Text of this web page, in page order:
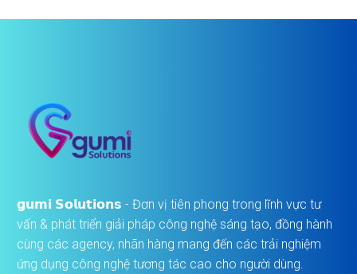
𝗴𝘂𝗺𝗶 𝗦𝗼𝗹𝘂𝘁𝗶𝗼𝗻𝘀 - Đơn vị tiên phong trong lĩnh vực tư
vấn & phát triển giải pháp công nghệ sáng tạo, đồng hành
cùng các agency, nhãn hàng mang đến các trải nghiệm
ứng dụng công nghệ tương tác cao cho người dùng.